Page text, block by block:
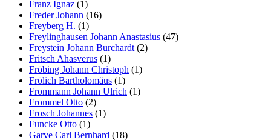
Franz Ignaz (1)
Freder Johann (16)
Freyberg H. (1)
Freylinghausen Johann Anastasius (47)
Freystein Johann Burchardt (2)
Fritsch Ahasverus (1)
Fröbing Johann Christoph (1)
Frölich Bartholomäus (1)
Frommann Johann Ulrich (1)
Frommel Otto (2)
Frosch Johannes (1)
Funcke Otto (1)
Garve Carl Bernhard (18)